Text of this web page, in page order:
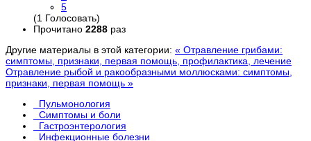
5
(1 Голосовать)
Прочитано 2288 раз
Другие материалы в этой категории: « Отравление грибами:
симптомы, признаки, первая помощь, профилактика, лечение
Отравление рыбой и ракообразными моллюсками: симптомы,
признаки, первая помощь »
Пульмонология
Симптомы и боли
Гастроэнтерология
Инфекционные болезни